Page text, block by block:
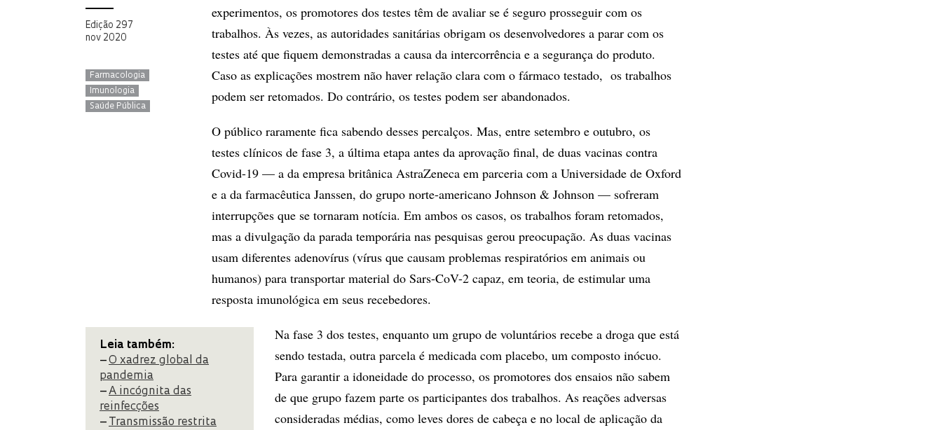
Edição 297
nov 2020
Farmacologia
Imunologia
Saúde Pública
experimentos, os promotores dos testes têm de avaliar se é seguro prosseguir com os
trabalhos. Às vezes, as autoridades sanitárias obrigam os desenvolvedores a parar com os
testes até que fiquem demonstradas a causa da intercorrência e a segurança do produto.
Caso as explicações mostrem não haver relação clara com o fármaco testado, os trabalhos
podem ser retomados. Do contrário, os testes podem ser abandonados.
O público raramente fica sabendo desses percalços. Mas, entre setembro e outubro, os
testes clínicos de fase 3, a última etapa antes da aprovação final, de duas vacinas contra
Covid-19 — a da empresa britânica AstraZeneca em parceria com a Universidade de Oxford
e a da farmacêutica Janssen, do grupo norte-americano Johnson & Johnson — sofreram
interrupções que se tornaram notícia. Em ambos os casos, os trabalhos foram retomados,
mas a divulgação da parada temporária nas pesquisas gerou preocupação. As duas vacinas
usam diferentes adenovírus (vírus que causam problemas respiratórios em animais ou
humanos) para transportar material do Sars-CoV-2 capaz, em teoria, de estimular uma
resposta imunológica em seus recebedores.
Leia também:
–O xadrez global da
pandemia
–A incógnita das
reinfecções
–
Transmissão restrita
Na fase 3 dos testes, enquanto um grupo de voluntários recebe a droga que está
sendo testada, outra parcela é medicada com placebo, um composto inócuo.
Para garantir a idoneidade do processo, os promotores dos ensaios não sabem
de que grupo fazem parte os participantes dos trabalhos. As reações adversas
consideradas médias, como leves dores de cabeça e no local de aplicação da